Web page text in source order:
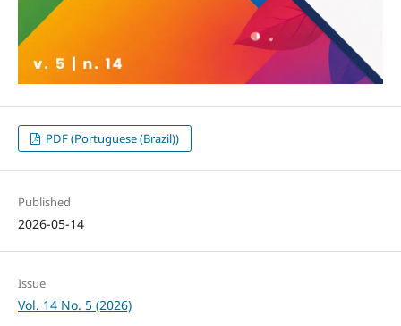
PDF (Portuguese (Brazil))
Published
2026-05-14
Issue
Vol. 14 No. 5 (2026)